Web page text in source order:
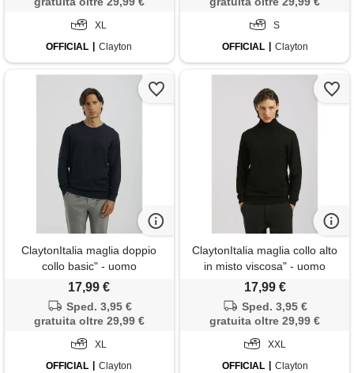
XL
OFFICIAL
Clayton
S
OFFICIAL
Clayton
ClaytonItalia maglia doppio
collo basic" - uomo
17,99 €
Sped. 3,95 €
gratuita oltre 29,99 €
XL
OFFICIAL
Clayton
ClaytonItalia maglia collo alto
in misto viscosa" - uomo
17,99 €
Sped. 3,95 €
gratuita oltre 29,99 €
XXL
OFFICIAL
Clayton